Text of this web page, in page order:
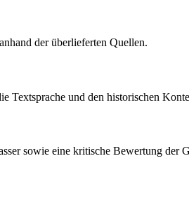
der überlieferten Quellen.
Textsprache und den historischen
sowie eine kritische Bewertung der